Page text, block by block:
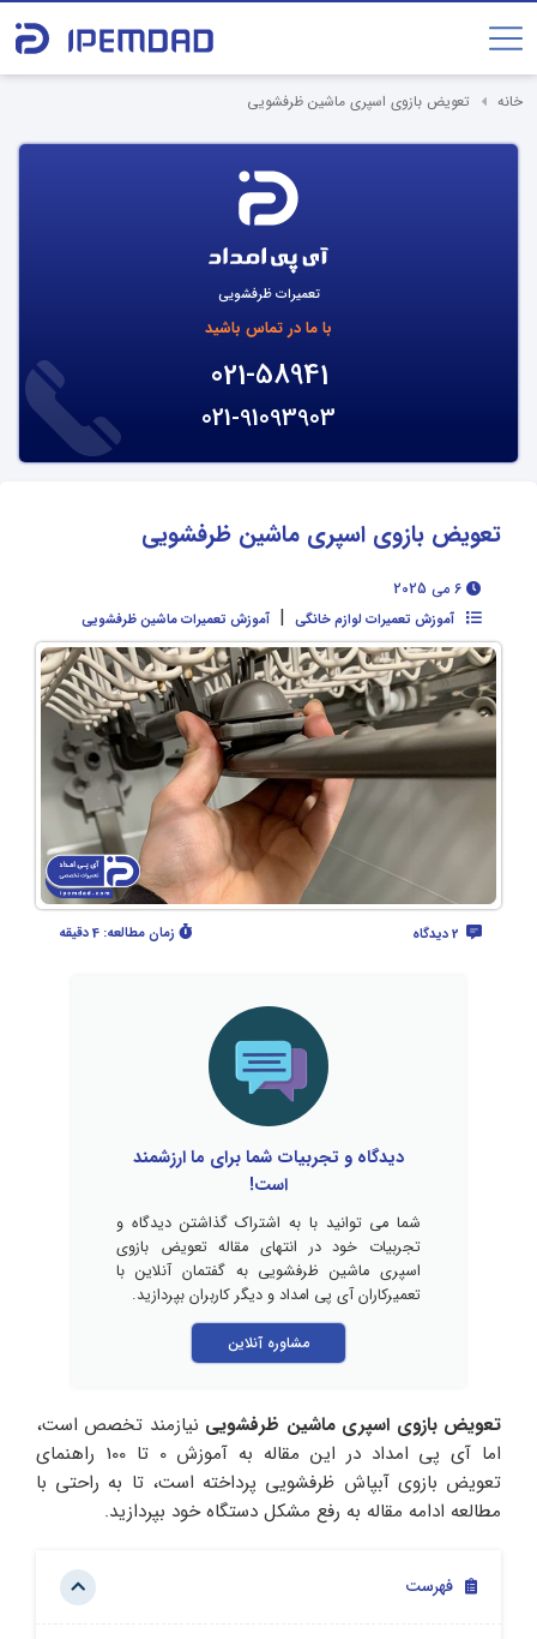
خانه تعویض بازوی اسپری ماشین ظرفشویی
تعمیرات ظرفشویی
با ما در تماس باشید
021-58941
021-91093903
تعویض بازوی اسپری ماشین ظرفشویی
آموزش تعمیرات لوازم خانگی | آموزش تعمیرات ماشین ظرفشویی
زمان مطالعه: 4 دقیقه
دیدگاه و تجربیات شما برای ما ارزشمند
است!
شما می توانید با به اشتراک گذاشتن دیدگاه و
تجربیات خود در انتهای مقاله تعویض بازوی
اسپری ماشین ظرفشویی به گفتمان آنلاین با
تعمیرکاران آی پی امداد و دیگر کاربران بپردازید.
مشاوره آنلاین
تعویض بازوی اسپری ماشین ظرفشویی نیازمند تخصص است،
اما آی پی امداد در این مقاله به آموزش 0 تا 100 راهنمای
تعویض بازوی آبپاش ظرفشویی پرداخته است، تا به راحتی با
مطالعه ادامه مقاله به رفع مشکل دستگاه خود بپردازید.
فهرست